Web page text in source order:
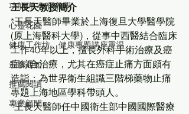
功能/草本/營養學
心靈花園
健康工作坊、健康專題講座重温
最新通知
推薦閱讀
專業顧問
王長天教授簡介
*王長天醫師畢業於上海復旦大學醫學院
(原上海醫科大學)，從事中西醫結合臨床
工作40年以上，擅長外科手術治療及癌
症綜合治療，尤其在癌症止痛方面頗有
造詣；為世界衛生組識三階梯藥物止痛
專題上海地區學科帶頭人。
*王長天醫師任中國衛生部中國國際醫療